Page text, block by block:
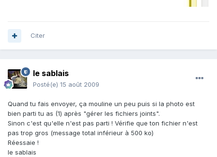
Citer
le sablais
Posté(e) 15 août 2009
Quand tu fais envoyer, ça mouline un peu puis si la photo est
bien parti tu as (1) après "gérer les fichiers joints".
Sinon c'est qu'elle n'est pas parti ! Vérifie que ton fichier n'est
pas trop gros (message total inférieur à 500 ko)
Réessaie !
le sablais